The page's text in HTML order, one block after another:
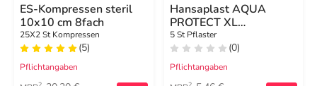
ES-Kompressen steril
10x10 cm 8fach
25X2 St Kompressen
(5)
Pflichtangaben
Hansaplast AQUA
PROTECT XL
Wundverband steril 6x7
cm
5 St Pflaster
(0)
Pflichtangaben